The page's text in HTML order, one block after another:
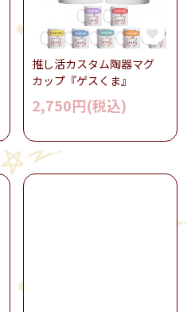
推し活カスタム陶器マグ
カップ『ゲスくま』
2,750円(税込)